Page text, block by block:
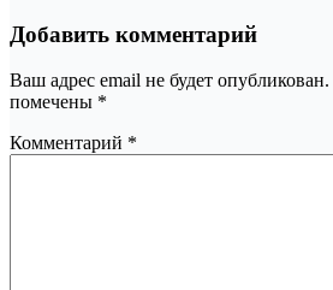
Добавить комментарий
Ваш адрес email не будет опубликован.
помечены *
Комментарий *